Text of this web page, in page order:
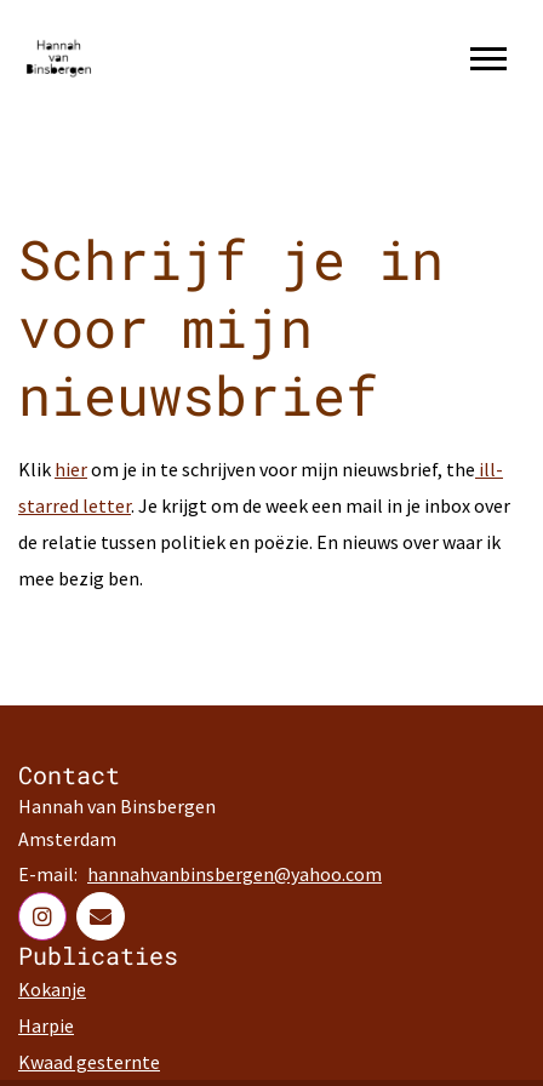
Schrijf je in
voor mijn
nieuwsbrief
Klik hierom je in te schrijven voor mijn nieuwsbrief, the ill-
starred letter. Je krijgt om de week een mail in je inbox over
de relatie tussen politiek en poëzie. En nieuws over waar ik
mee bezig ben.
Contact
Hannah van Binsbergen
Amsterdam
E-mail: hannahvanbinsbergen@yahoo.com
Publicaties
Kokanje
Harpie
Kwaad gesternte